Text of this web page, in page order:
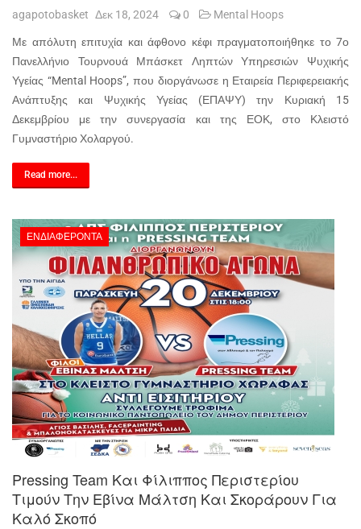
agapotobasket Δεκ 18, 2024 0 Mental Hoops
Με απόλυτη επιτυχία και άφθονο κέφι πραγματοποιήθηκε το 7ο
Πανελλήνιο Τουρνουά Μπάσκετ Ληπτών Υπηρεσιών Ψυχικής
Υγείας “Mental Hoops”, που διοργάνωσε η Εταιρεία Περιφερειακής
Ανάπτυξης και Ψυχικής Υγείας (ΕΠΑΨΥ) την Κυριακή 15
Δεκεμβρίου με την συνεργασία και της ΕΟΚ, στο Κλειστό
Γυμναστήριο Χολαργού.
Read more...
ΕΝΔΙΑΦΈΡΟΝΤΑ
Pressing Team Και Φίλιππος Περιστερίου
Τιμούν Την Εβίνα Μάλτση Και Σκοράρουν Για
Καλό Σκοπό